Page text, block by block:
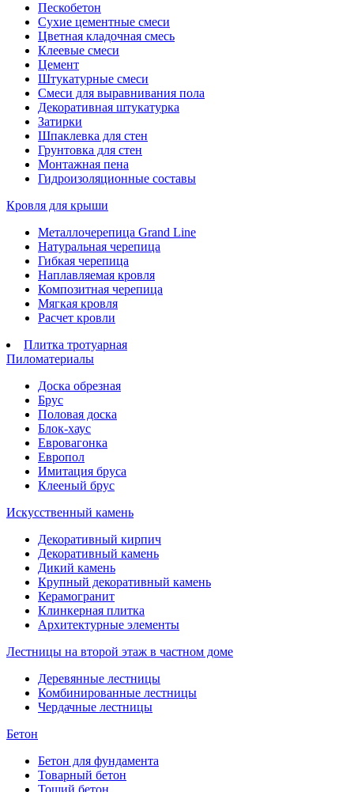
Пескобетон
Сухие цементные смеси
Цветная кладочная смесь
Клеевые смеси
Цемент
Штукатурные смеси
Смеси для выравнивания пола
Декоративная штукатурка
Затирки
Шпаклевка для стен
Грунтовка для стен
Монтажная пена
Гидроизоляционные составы
Кровля для крыши
Металлочерепица Grand Line
Натуральная черепица
Гибкая черепица
Наплавляемая кровля
Композитная черепица
Мягкая кровля
Расчет кровли
Плитка тротуарная
Пиломатериалы
Доска обрезная
Брус
Половая доска
Блок-хаус
Евровагонка
Европол
Имитация бруса
Клееный брус
Искусственный камень
Декоративный кирпич
Декоративный камень
Дикий камень
Крупный декоративный камень
Керамогранит
Клинкерная плитка
Архитектурные элементы
Лестницы на второй этаж в частном доме
Деревянные лестницы
Комбинированные лестницы
Чердачные лестницы
Бетон
Бетон для фундамента
Товарный бетон